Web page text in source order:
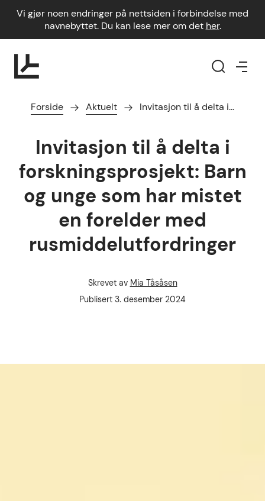
Vi gjør noen endringer på nettsiden i forbindelse med
navnebyttet. Du kan lese mer om det her.
Forside Aktuelt Invitasjon til å delta i…
Invitasjon til å delta i
forskningsprosjekt: Barn
og unge som har mistet
en forelder med
rusmiddelutfordringer
Forfatter
Skrevet av Mia Tåsåsen
Publisert dato
Publisert 3. desember 2024